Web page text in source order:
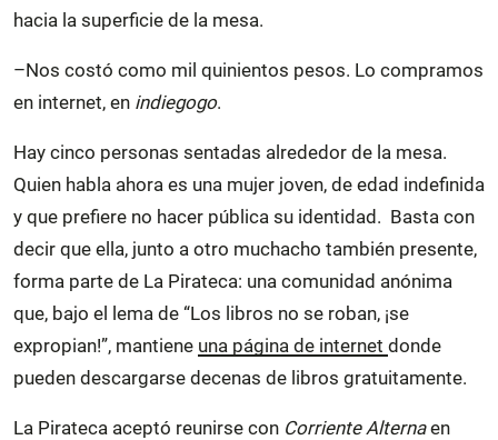
hacia la superficie de la mesa.
–Nos costó como mil quinientos pesos. Lo compramos
en internet, en indiegogo.
Hay cinco personas sentadas alrededor de la mesa.
Quien habla ahora es una mujer joven, de edad indefinida
y que prefiere no hacer pública su identidad. Basta con
decir que ella, junto a otro muchacho también presente,
forma parte de La Pirateca: una comunidad anónima
que, bajo el lema de “Los libros no se roban, ¡se
expropian!”, mantiene una página de internet donde
pueden descargarse decenas de libros gratuitamente.
La Pirateca aceptó reunirse con Corriente Alternaen